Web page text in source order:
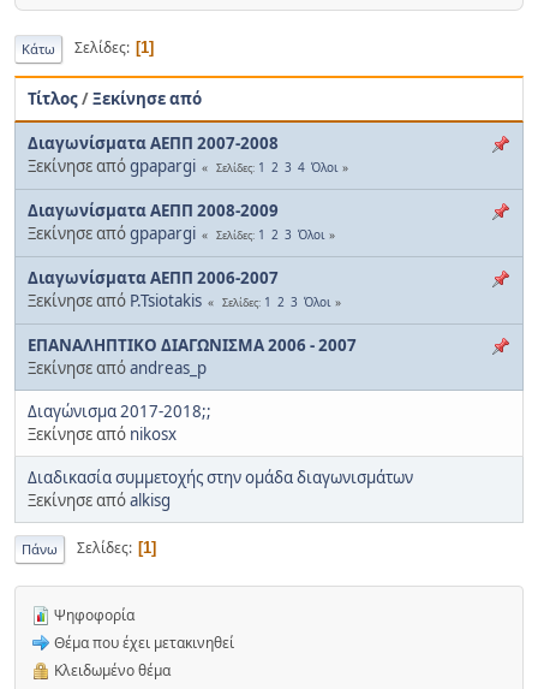
Κάτω Σελίδες 1
Τίτλος/Ξεκίνησε από
Διαγωνίσματα ΑΕΠΠ 2007-2008
Ξεκίνησε απόgpapargi Σελίδες 1 2 3 4 Όλοι
Διαγωνίσματα ΑΕΠΠ 2008-2009
Ξεκίνησε απόgpapargi Σελίδες 1 2 3 Όλοι
Διαγωνίσματα ΑΕΠΠ 2006-2007
Ξεκίνησε από P.Tsiotakis Σελίδες 1 2 3 Όλοι
ΕΠΑΝΑΛΗΠΤΙΚΟ ΔΙΑΓΩΝΙΣΜΑ 2006 - 2007
Ξεκίνησε απόandreas_p
Διαγώνισμα 2017-2018;;
Ξεκίνησε από nikosx
Διαδικασία συμμετοχής στην ομάδα διαγωνισμάτων
Ξεκίνησε απόalkisg
Πάνω Σελίδες 1
Ψηφοφορία
Θέμα που έχει μετακινηθεί
Κλειδωμένο θέμα